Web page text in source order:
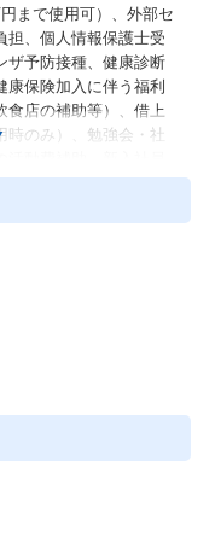
まで使用可）、外部セ
担、個人情報保護士受
ザ予防接種、健康診断
保険加入に伴う福利
食店の補助等）、借上
のみ）、勉強会・社
ーク：可（月の5
由